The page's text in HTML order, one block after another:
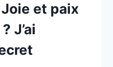
et paix
J’ai